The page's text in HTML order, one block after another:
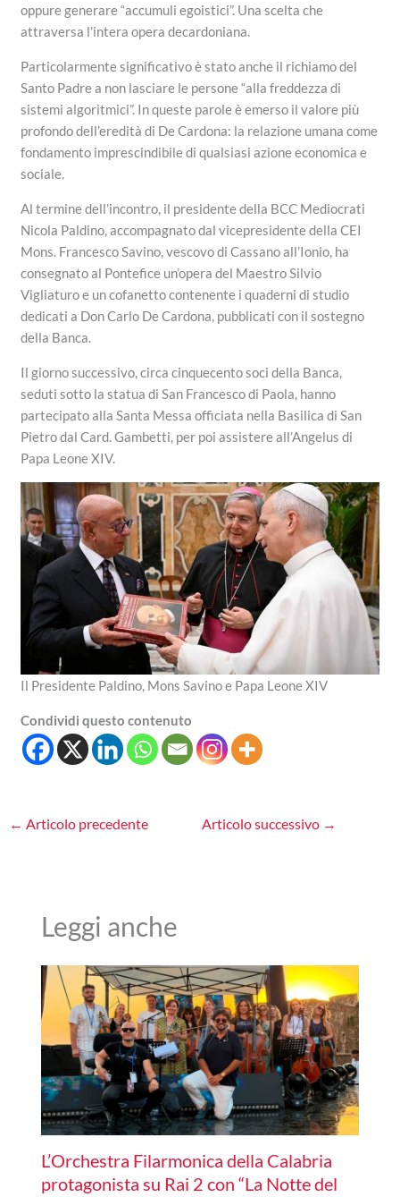
oppure generare “accumuli egoistici”. Una scelta che
attraversa l’intera opera decardoniana.
Particolarmente significativo è stato anche il richiamo del
Santo Padre a non lasciare le persone “alla freddezza di
sistemi algoritmici”. In queste parole è emerso il valore più
profondo dell’eredità di De Cardona: la relazione umana come
fondamento imprescindibile di qualsiasi azione economica e
sociale.
Al termine dell’incontro, il presidente della BCC Mediocrati
Nicola Paldino, accompagnato dal vicepresidente della CEI
Mons. Francesco Savino, vescovo di Cassano all’Ionio, ha
consegnato al Pontefice un’opera del Maestro Silvio
Vigliaturo e un cofanetto contenente i quaderni di studio
dedicati a Don Carlo De Cardona, pubblicati con il sostegno
della Banca.
Il giorno successivo, circa cinquecento soci della Banca,
seduti sotto la statua di San Francesco di Paola, hanno
partecipato alla Santa Messa officiata nella Basilica di San
Pietro dal Card. Gambetti, per poi assistere all’Angelus di
Papa Leone XIV.
Il Presidente Paldino, Mons Savino e Papa Leone XIV
Condividi questo contenuto
← Articolo precedente Articolo successivo →
Leggi anche
L’Orchestra Filarmonica della Calabria
protagonista su Rai 2 con “La Notte del